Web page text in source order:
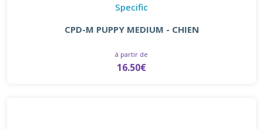
Specific
CPD-M PUPPY MEDIUM - CHIEN
à partir de
16.50€